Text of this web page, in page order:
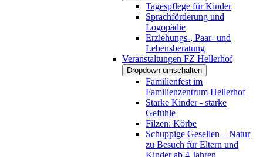
Tagespflege für Kinder
Sprachförderung und
Logopädie
Erziehungs-, Paar- und
Lebensberatung
Veranstaltungen FZ Hellerhof
Dropdown umschalten
Familienfest im
Familienzentrum Hellerhof
Starke Kinder - starke
Gefühle
Filzen: Körbe
Schuppige Gesellen – Natur
zu Besuch für Eltern und
Kinder ab 4 Jahren